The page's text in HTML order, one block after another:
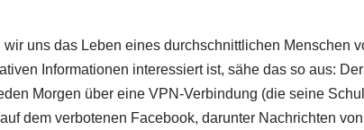
wir uns das Leben eines durchschnittlichen Menschen
Informationen interessiert ist, sähe das so aus:
Morgen über eine VPN-Verbindung (die seine
dem verbotenen Facebook, darunter Nachrichten